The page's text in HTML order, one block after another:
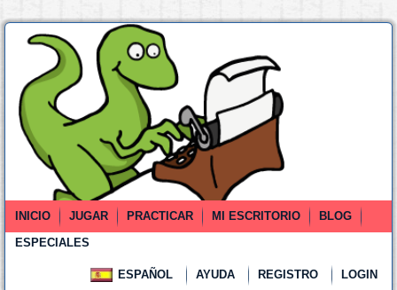
INICIO JUGAR PRACTICAR MI ESCRITORIO
BLOG
ESPECIALES
ESPAÑOL AYUDA REGISTRO LOGIN